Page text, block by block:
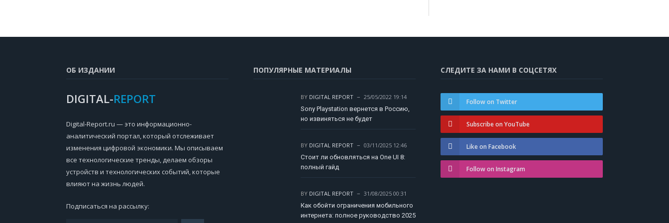
ОБ ИЗДАНИИ
DIGITAL-REPORT
Digital-Report.ru — это информационно-
аналитический портал, который отслеживает
изменения цифровой экономики. Мы описываем
все технологические тренды, делаем обзоры
устройств и технологических событий, которые
влияют на жизнь людей.
Подписаться на рассылку:
ПОПУЛЯРНЫЕ МАТЕРИАЛЫ
BY DIGITAL REPORT
25/05/2022 19:14
Sony Playstation вернется в Россию,
но извиняться не будет
BY DIGITAL REPORT
03/11/2025 12:46
Стоит ли обновляться на One UI 8:
полный гайд
BY DIGITAL REPORT
31/08/2025 00:31
Как обойти ограничения мобильного
интернета: полное руководство 2025
СЛЕДИТЕ ЗА НАМИ В СОЦСЕТЯХ
Follow on Twitter
Subscribe on YouTube
Like on Facebook
Follow on Instagram